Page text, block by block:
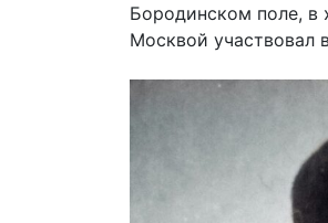
Бородинском поле, в
Москвой участвовал